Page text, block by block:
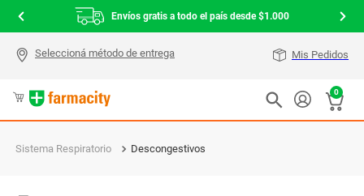
Envíos gratis a todo el país desde $1.000
Mis Pedidos
0
Sistema Respiratorio Descongestivos